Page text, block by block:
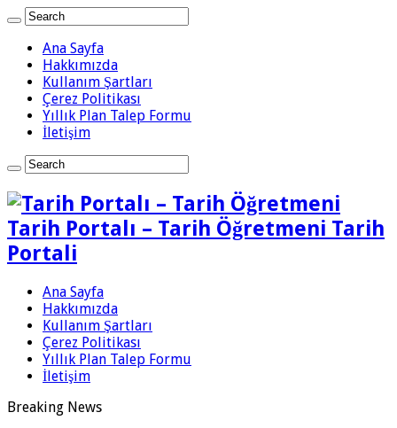
Ana Sayfa
Hakkımızda
Kullanım Şartları
Çerez Politikası
Yıllık Plan Talep Formu
İletişim
Tarih Portalı – Tarih Öğretmeni Tarih
Portali
Ana Sayfa
Hakkımızda
Kullanım Şartları
Çerez Politikası
Yıllık Plan Talep Formu
İletişim
Breaking News